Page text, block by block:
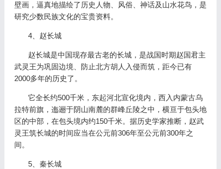
壁画，逼真地描绘了历史人物、风俗、神话及山水花鸟，是
研究少数民族文化的宝贵资料。
4、赵长城
赵长城是中国现存最古老的长城，是战国时期赵国君主
武灵王为巩固边境、防止北方胡人入侵而筑，距今已有
2000多年的历史了。
它全长约500千米，东起河北宣化境内，西入内蒙古乌
拉特前旗，迤逦于阴山南麓的群峰丘陵之中，横亘于包头地
区的中部，在包头境内约150千米。据历史学家推断，赵武
灵王筑长城的时间应当在公元前306年至公元前300年之
间。
5、秦长城